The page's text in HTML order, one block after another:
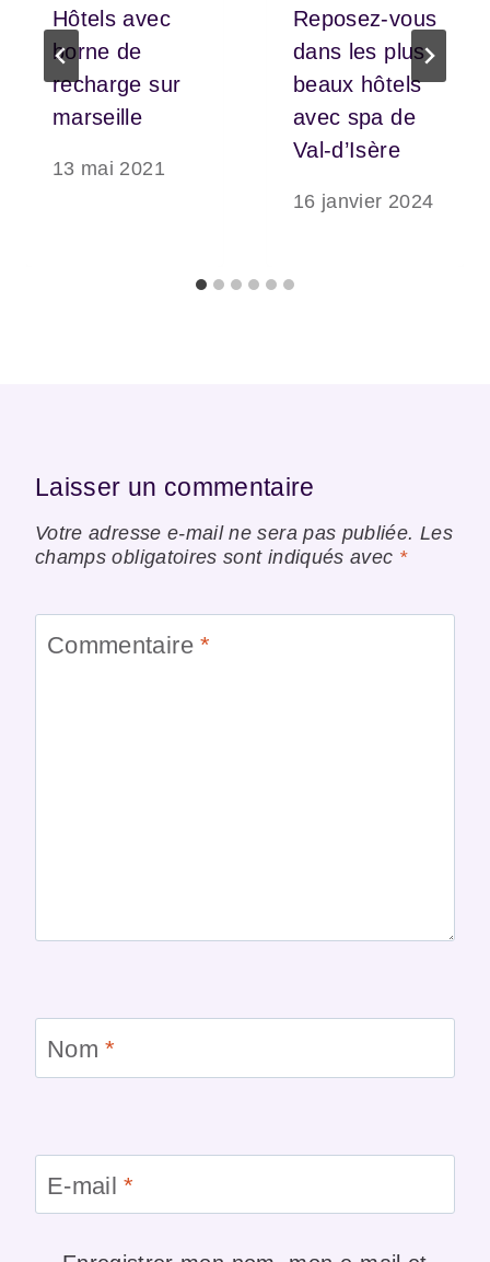
Hôtels avec
borne de
recharge sur
marseille
13 mai 2021
Reposez-vous
dans les plus
beaux hôtels
avec spa de
Val-d’Isère
16 janvier 2024
Laisser un commentaire
Votre adresse e-mail ne sera pas publiée. Les
champs obligatoires sont indiqués avec *
Commentaire*
Nom*
E-mail*